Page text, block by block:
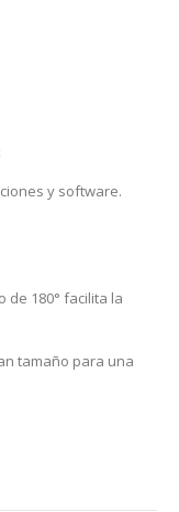
y software.
de 180° facilita la
tamaño para una